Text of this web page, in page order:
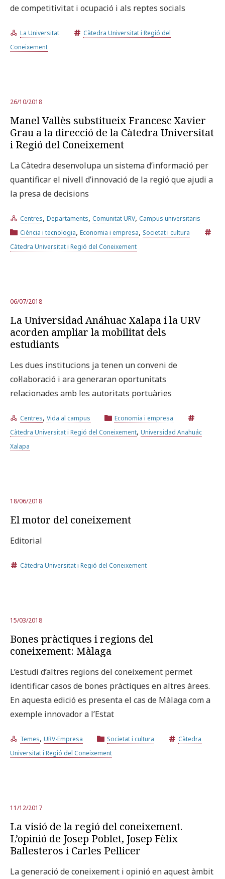
de competitivitat i ocupació i als reptes socials
La Universitat
Càtedra Universitat i Regió del
Coneixement
26/10/2018
Manel Vallès substitueix Francesc Xavier
Grau a la direcció de la Càtedra Universitat
i Regió del Coneixement
La Càtedra desenvolupa un sistema d’informació per
quantificar el nivell d’innovació de la regió que ajudi a
la presa de decisions
Centres, Departaments, Comunitat URV, Campus universitaris
Ciència i tecnologia, Economia i empresa, Societat i cultura
Càtedra Universitat i Regió del Coneixement
06/07/2018
La Universidad Anáhuac Xalapa i la URV
acorden ampliar la mobilitat dels
estudiants
Les dues institucions ja tenen un conveni de
col·laboració i ara generaran oportunitats
relacionades amb les autoritats portuàries
Centres, Vida al campus
Economia i empresa
Càtedra Universitat i Regió del Coneixement, Universidad Anahuác
Xalapa
18/06/2018
El motor del coneixement
Editorial
Càtedra Universitat i Regió del Coneixement
15/03/2018
Bones pràctiques i regions del
coneixement: Màlaga
L’estudi d’altres regions del coneixement permet
identificar casos de bones pràctiques en altres àrees.
En aquesta edició es presenta el cas de Màlaga com a
exemple innovador a l’Estat
Temes, URV-Empresa Societat i cultura
Càtedra
Universitat i Regió del Coneixement
11/12/2017
La visió de la regió del coneixement.
L’opinió de Josep Poblet, Josep Fèlix
Ballesteros i Carles Pellicer
La generació de coneixement i opinió en aquest àmbit